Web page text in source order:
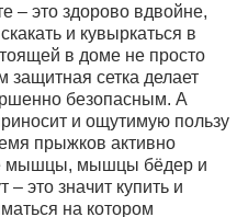
– это здорово вдвойне,
и кувыркаться в
в доме не просто
сетка делает
безопасным. А
и ощутимую пользу
прыжков активно
мышцы, мышцы бёдер и
– это значит купить и
на котором